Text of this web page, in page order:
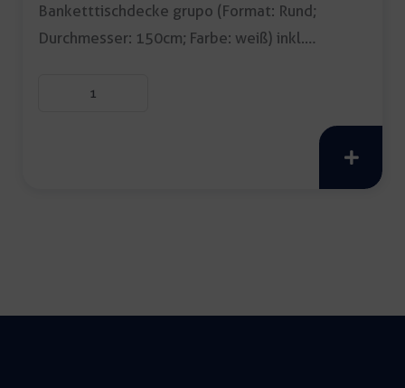
Banketttischdecke grupo (Format: Rund;
Durchmesser: 150cm; Farbe: weiß) inkl.